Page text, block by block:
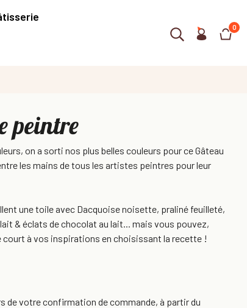
0
peintre
on a sorti nos plus belles couleurs pour ce Gâteau
les mains de tous les artistes peintres pour leur
une toile avec Dacquoise noisette, praliné feuilleté,
& éclats de chocolat au lait... mais vous pouvez,
à vos inspirations en choisissant la recette !
de votre confirmation de commande, à partir du